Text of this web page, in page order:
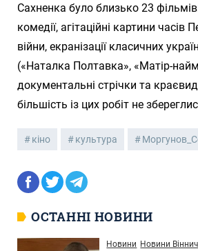
Сахненка було близько 23
комедії, агітаційні картини часів
війни, екранізації класичних
(«Наталка Полтавка», «Матір-
документальні стрічки та
більшість із цих робіт не
кіно культура
ОСТАННІ НОВИНИ
Новини Новини